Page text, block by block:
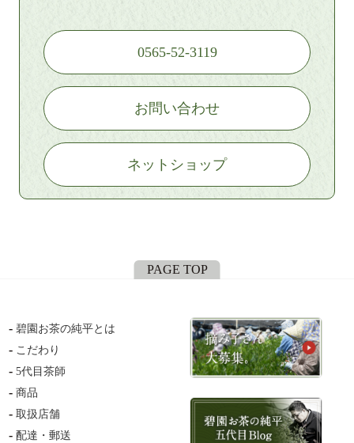
0565-52-3119
お問い合わせ
ネットショップ
PAGE TOP
碧園お茶の純平とは
こだわり
5代目茶師
商品
取扱店舗
配達・郵送